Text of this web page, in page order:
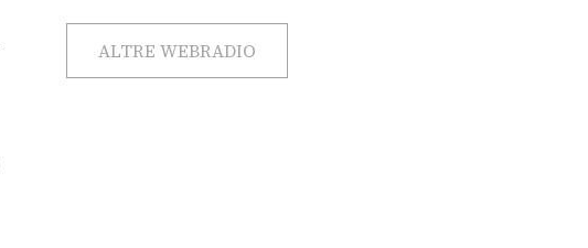
ALTRE WEBRADIO